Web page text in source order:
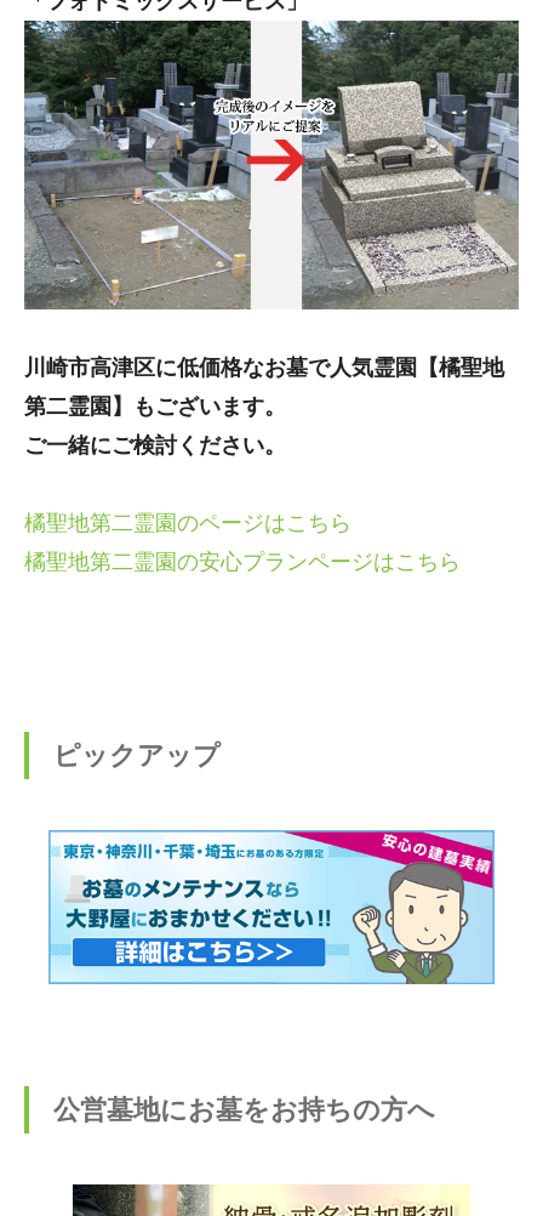
川崎市高津区に低価格なお墓で人気霊園【橘聖地
第二霊園】もございます。
ご一緒にご検討ください。
橘聖地第二霊園のページはこちら
橘聖地第二霊園の安心プランページはこちら
ピックアップ
公営墓地にお墓をお持ちの方へ